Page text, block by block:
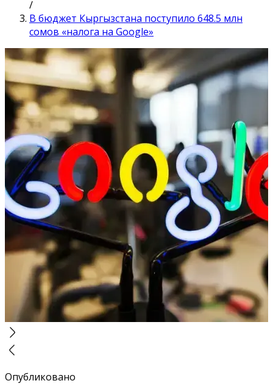
/
В бюджет Кыргызстана поступило 648.5 млн
сомов «налога на Google»
Опубликовано